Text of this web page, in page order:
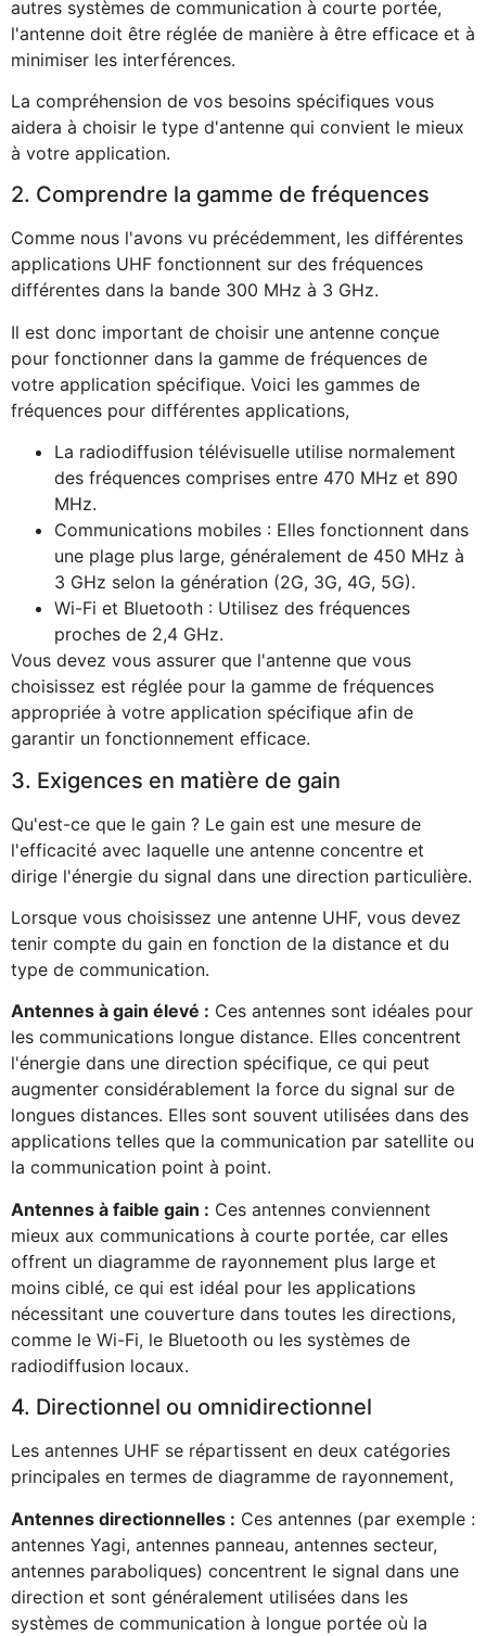
autres systèmes de communication à courte portée,
l'antenne doit être réglée de manière à être efficace et à
minimiser les interférences.
La compréhension de vos besoins spécifiques vous
aidera à choisir le type d'antenne qui convient le mieux
à votre application.
2. Comprendre la gamme de fréquences
Comme nous l'avons vu précédemment, les différentes
applications UHF fonctionnent sur des fréquences
différentes dans la bande 300 MHz à 3 GHz.
Il est donc important de choisir une antenne conçue
pour fonctionner dans la gamme de fréquences de
votre application spécifique. Voici les gammes de
fréquences pour différentes applications,
La radiodiffusion télévisuelle utilise normalement
des fréquences comprises entre 470 MHz et 890
MHz.
Communications mobiles : Elles fonctionnent dans
une plage plus large, généralement de 450 MHz à
3 GHz selon la génération (2G, 3G, 4G, 5G).
Wi-Fi et Bluetooth : Utilisez des fréquences
proches de 2,4 GHz.
Vous devez vous assurer que l'antenne que vous
choisissez est réglée pour la gamme de fréquences
appropriée à votre application spécifique afin de
garantir un fonctionnement efficace.
3. Exigences en matière de gain
Qu'est-ce que le gain ? Le gain est une mesure de
l'efficacité avec laquelle une antenne concentre et
dirige l'énergie du signal dans une direction particulière.
Lorsque vous choisissez une antenne UHF, vous devez
tenir compte du gain en fonction de la distance et du
type de communication.
Antennes à gain élevé : Ces antennes sont idéales pour
les communications longue distance. Elles concentrent
l'énergie dans une direction spécifique, ce qui peut
augmenter considérablement la force du signal sur de
longues distances. Elles sont souvent utilisées dans des
applications telles que la communication par satellite ou
la communication point à point.
Antennes à faible gain : Ces antennes conviennent
mieux aux communications à courte portée, car elles
offrent un diagramme de rayonnement plus large et
moins ciblé, ce qui est idéal pour les applications
nécessitant une couverture dans toutes les directions,
comme le Wi-Fi, le Bluetooth ou les systèmes de
radiodiffusion locaux.
4. Directionnel ou omnidirectionnel
Les antennes UHF se répartissent en deux catégories
principales en termes de diagramme de rayonnement,
Antennes directionnelles : Ces antennes (par exemple :
antennes Yagi, antennes panneau, antennes secteur,
antennes paraboliques) concentrent le signal dans une
direction et sont généralement utilisées dans les
systèmes de communication à longue portée où la